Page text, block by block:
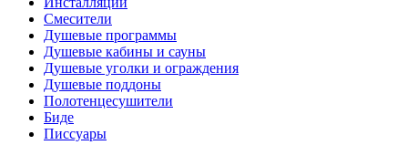
Смесители
Душевые программы
Душевые кабины и сауны
Душевые уголки и ограждения
Душевые поддоны
Полотенцесушители
Биде
Писсуары